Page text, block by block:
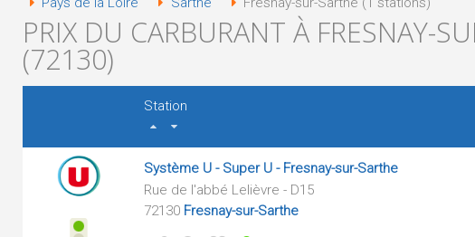
PRIX DU CARBURANT À FRESNAY-
(72130)
Station
Système U - Super U - Fresnay-sur-Sarthe
Rue de l'abbé Lelièvre - D15
72130 Fresnay-sur-Sarthe